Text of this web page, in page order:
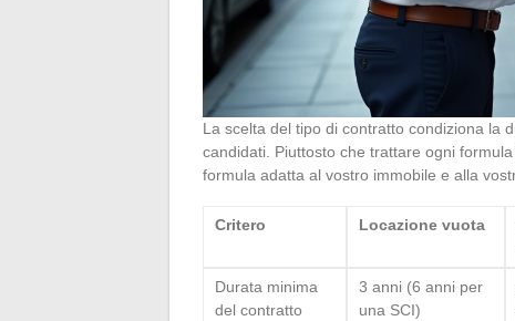
La scelta del tipo di contratto condiziona la
candidati. Piuttosto che trattare ogni
formula adatta al vostro immobile e alla
Critero Locazione vuota
Durata minima
del contratto
3 anni (6 anni per
una SCI)